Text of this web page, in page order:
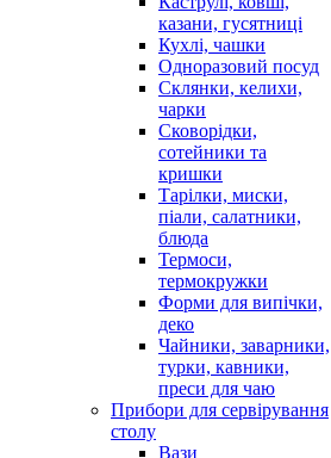
казани, гусятниці
Кухлі, чашки
Одноразовий посуд
Склянки, келихи,
чарки
Сковорідки,
сотейники та
кришки
Тарілки, миски,
піали, салатники,
блюда
Термоси,
термокружки
Форми для випічки,
деко
Чайники, заварники,
турки, кавники,
преси для чаю
Прибори для сервірування
столу
Вази